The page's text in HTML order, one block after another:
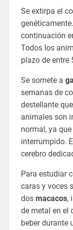
Se extirpa el
continuación
Todos los
plazo de entre
Se somete a
semanas de
destellante
animales son
normal, ya
interrumpido.
cerebro
Para estudiar
caras y voces
dos macacos,
de metal en el
beber durante